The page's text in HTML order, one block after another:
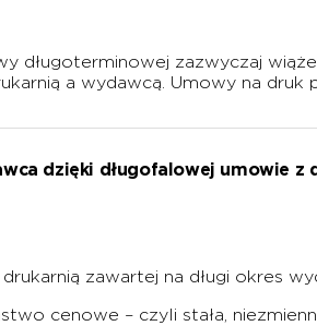
długoterminowej zazwyczaj
a wydawcą. Umowy na druk
dzięki długofalowej umowie z
zawartej na długi okres
cenowe – czyli stała,